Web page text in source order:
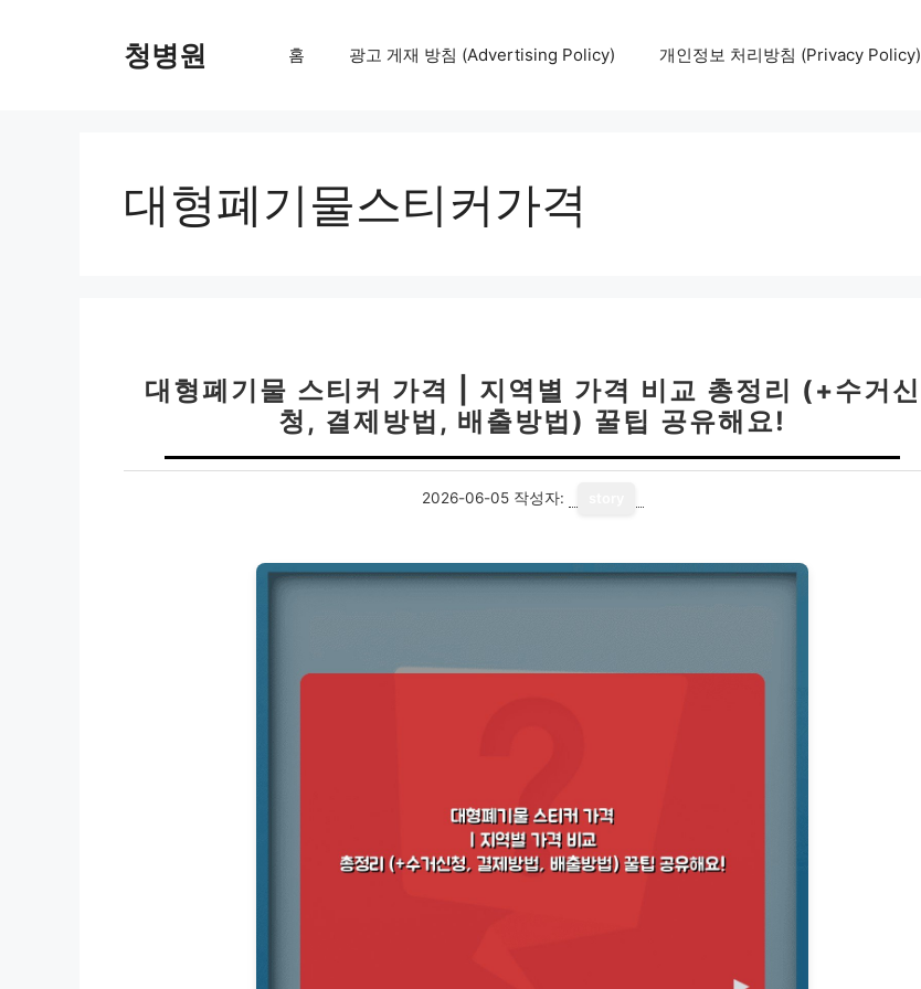
청병원 홈 광고 게재 방침 (Advertising Policy) 개인정보 처리방침 (Privacy Policy)
대형폐기물스티커가격
대형폐기물 스티커 가격 | 지역별 가격 비교 총정리 (+수거신
청, 결제방법, 배출방법) 꿀팁 공유해요!
2026-06-05 작성자: